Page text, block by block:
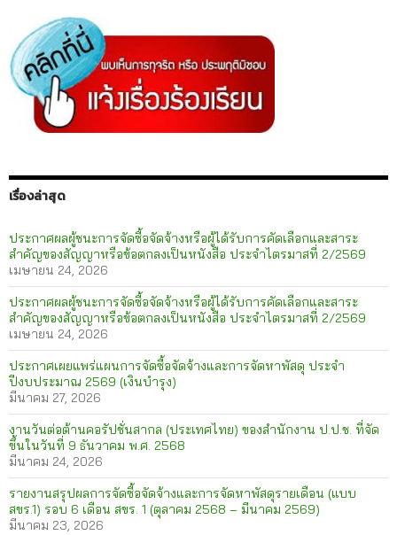
เรื่องล่าสุด
ประกาศผลผู้ชนะการจัดซื้อจัดจ้างหรือผู้ได้รับการคัดเลือกและสาระ
สำคัญของสัญญาหรือข้อตกลงเป็นหนังสือ ประจำไตรมาสที่ 2/2569
เมษายน 24, 2026
ประกาศผลผู้ชนะการจัดซื้อจัดจ้างหรือผู้ได้รับการคัดเลือกและสาระ
สำคัญของสัญญาหรือข้อตกลงเป็นหนังสือ ประจำไตรมาสที่ 2/2569
เมษายน 24, 2026
ประกาศเผยแพร่แผนการจัดซื้อจัดจ้างและการจัดหาพัสดุ ประจำ
ปีงบประมาณ 2569 (เงินบำรุง)
มีนาคม 27, 2026
งานวันต่อต้านคอรัปชั่นสากล (ประเทศไทย) ของสำนักงาน ป.ป.ช. ที่จัด
ขึ้นในวันที่ 9 ธันวาคม พ.ศ. 2568
มีนาคม 24, 2026
รายงานสรุปผลการจัดซื้อจัดจ้างและการจัดหาพัสดุรายเดือน (แบบ
สขร.1) รอบ 6 เดือน สขร. 1 (ตุลาคม 2568 – มีนาคม 2569)
มีนาคม 23, 2026